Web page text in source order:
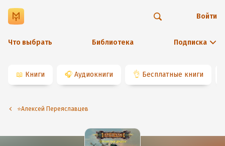
Что выбрать Библиотека Подписка
Войти
📖 Книги 🎧 Аудиокниги 👌 Бесплатные книги
⭐️Алексей Переяславцев